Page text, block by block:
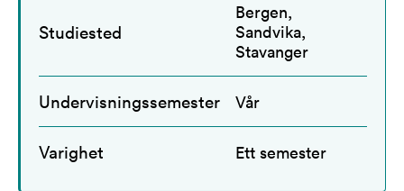
Studiested
Bergen,
Sandvika,
Stavanger
Undervisningssemester Vår
Varighet Ett semester